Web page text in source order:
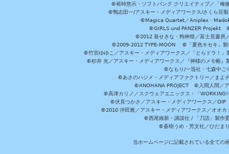
©裕時悠示・ソフトバンク クリエイティブ／「
©鴨志田一/アスキー・メディアワークス/さく
©Magica Quartet／Aniplex・
©GIRLS und PANZER Projekt ©
©2012 葵せきな・狗神煌／富士見書
©2009-2012 TYPE-MOON ©「夏色キセキ」製
©竹宮ゆゆこ／アスキー・メディアワークス／「とらドラ！
©杉井 光／アスキー・メディアワークス／『神様のメモ帳
©なもり/一迅社・七森中
©あさのハジメ・メディアファクトリー／ま
©ANOHANA PROJECT ©入間人間／ア
©高津カリノ／スクウェアエニックス・「
©伏見つかさ／アスキー・メディアワークス／
©2010 沖田雅／アスキー・メディアワークス／オオ
©西尾維新・講談社 / 「刀語」製作
©蒼樹うめ・芳文社／ひだま
当ホームページに記載されている全ての